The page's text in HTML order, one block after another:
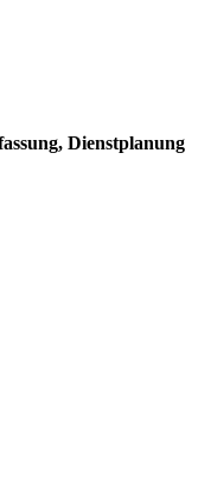
Dienstplanung